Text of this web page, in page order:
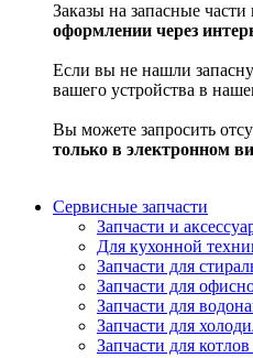
Заказы на запасные
оформлении через
Если вы не нашли
вашего устройства в
Вы можете запросить
только в электронном
Сервисные запчасти
Запчасти и
Для кухонной
Запчасти для
Запчасти для
Запчасти для
Запчасти для
Запчасти для